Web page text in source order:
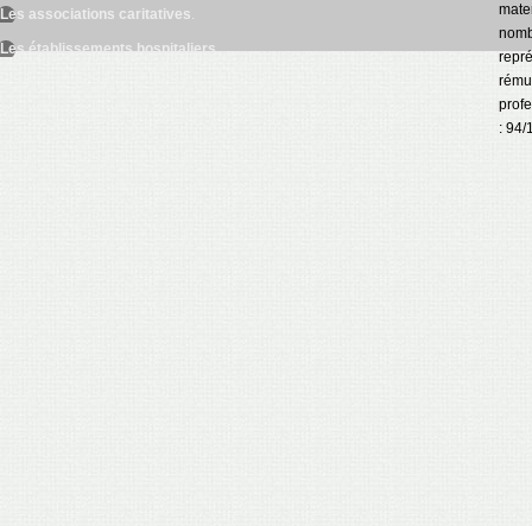
Les associations caritatives.
Les établissements hospitaliers.
: 94/